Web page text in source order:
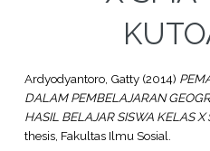
Ardyodyantoro, Gatty(2014)
DALAM PEMBELAJARAN
HASIL BELAJAR SISWA KELAS
thesis, Fakultas Ilmu Sosial.